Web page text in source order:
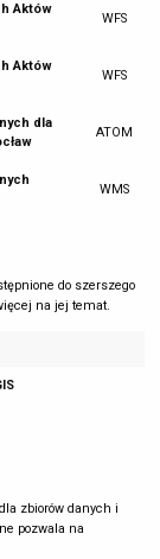
Aktów
WFS
Aktów
WFS
dla
ATOM
WMS
do szerszego
na jej temat.
zbiorów danych i
pozwala na